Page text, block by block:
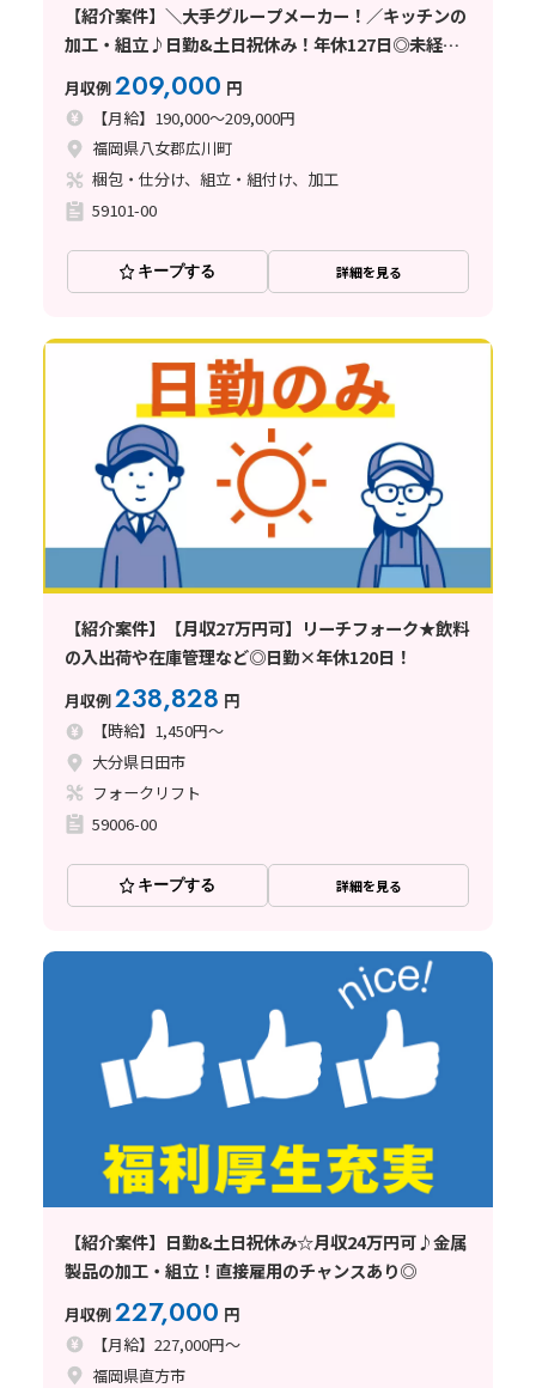
【紹介案件】＼大手グループメーカー！／キッチンの
加工・組立♪日勤&土日祝休み！年休127日◎未経験
月収例209,000 円
【月給】190,000～209,000円
福岡県八女郡広川町
梱包・仕分け、組立・組付け、加工
59101-00
キープする 詳細を見る
【紹介案件】【月収27万円可】リーチフォーク★飲料
の入出荷や在庫管理など◎日勤×年休120日！
月収例238,828 円
【時給】1,450円～
大分県日田市
フォークリフト
59006-00
キープする 詳細を見る
【紹介案件】日勤&土日祝休み☆月収24万円可♪金属
製品の加工・組立！直接雇用のチャンスあり◎
月収例227,000 円
【月給】227,000円～
福岡県直方市